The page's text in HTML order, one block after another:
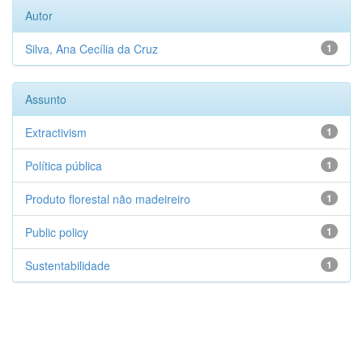
Autor
1
Silva, Ana Cecília da Cruz
Assunto
1
Extractivism
1
Política pública
1
Produto florestal não madeireiro
1
Public policy
1
Sustentabilidade